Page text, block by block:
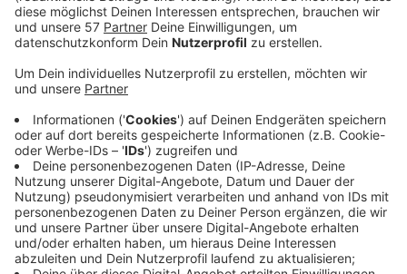
+++Update 27.7.+++
Der Baum im Stadtgarten wurde am Mittwoch durch
eine Fachfirma abgesaugt. Die Gefahr durch den
Eichenprozessionsspinner ist damit beseitigt.
(Ursprüngliche Meldung:)
Im Würselner Stadtgarten gibt es einen Befall mit
Eichenprozessionsspinnern.